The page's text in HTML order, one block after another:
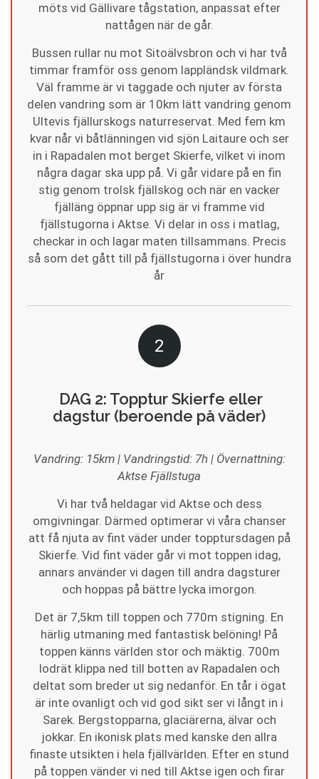
möts vid Gällivare tågstation, anpassat efter
nattågen när de går.
Bussen rullar nu mot Sitoälvsbron och vi har två
timmar framför oss genom lappländsk vildmark.
Väl framme är vi taggade och njuter av första
delen vandring som är 10km lätt vandring genom
Ultevis fjällurskogs naturreservat. Med fem km
kvar når vi båtlänningen vid sjön Laitaure och ser
in i Rapadalen mot berget Skierfe, vilket vi inom
några dagar ska upp på. Vi går vidare på en fin
stig genom trolsk fjällskog och när en vacker
fjälläng öppnar upp sig är vi framme vid
fjällstugorna i Aktse. Vi delar in oss i matlag,
checkar in och lagar maten tillsammans. Precis
så som det gått till på fjällstugorna i över hundra
år
2
DAG 2: Topptur Skierfe eller
dagstur (beroende på väder)
Vandring: 15km | Vandringstid: 7h | Övernattning:
Aktse Fjällstuga
Vi har två heldagar vid Aktse och dess
omgivningar. Därmed optimerar vi våra chanser
att få njuta av fint väder under topptursdagen på
Skierfe. Vid fint väder går vi mot toppen idag,
annars använder vi dagen till andra dagsturer
och hoppas på bättre lycka imorgon.
Det är 7,5km till toppen och 770m stigning. En
härlig utmaning med fantastisk belöning! På
toppen känns världen stor och mäktig. 700m
lodrät klippa ned till botten av Rapadalen och
deltat som breder ut sig nedanför. En tår i ögat
är inte ovanligt och vid god sikt ser vi långt in i
Sarek. Bergstopparna, glaciärerna, älvar och
jokkar. En ikonisk plats med kanske den allra
finaste utsikten i hela fjällvärlden. Efter en stund
på toppen vänder vi ned till Aktse igen och firar